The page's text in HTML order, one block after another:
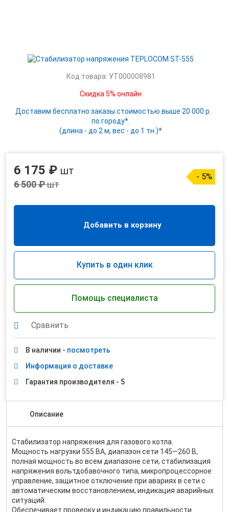
Код товара: УТ000008981
Скидка 5% онлайн
Доставим бесплатно заказы стоимостью выше 20 000 р.
по городу*.
(длина - до 2 м, вес - до 1 тн.)*
6 175 ₽ шт
6 500 ₽шт
- 5%
Добавить в корзину
Купить в один клик
Помощь специалиста
Сравнить
В наличии - посмотреть
Информация о доставке
Гарантия производителя - 5
Описание
Стабилизатор напряжения для газового котла.
Мощность нагрузки 555 ВА, диапазон сети 145—260 В,
полная мощность во всем диапазоне сети, стабилизация
напряжения вольтдобавочного типа, микропроцессорное
управление, защитное отключение при авариях в сети с
автоматическим восстановлением, индикация аварийных
ситуаций.
Обеспечивает проверку и индикацию правильности